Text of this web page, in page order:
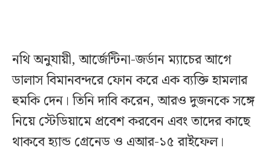
নথি অনুযায়ী, আর্জেন্টিনা-জর্ডান ম্যাচের আগে
ডালাস বিমানবন্দরে ফোন করে এক ব্যক্তি হামলার
হুমকি দেন। তিনি দাবি করেন, আরও দুজনকে সঙ্গে
নিয়ে স্টেডিয়ামে প্রবেশ করবেন এবং তাদের কাছে
থাকবে হ্যান্ড গ্রেনেড ও এআর-১৫ রাইফেল।